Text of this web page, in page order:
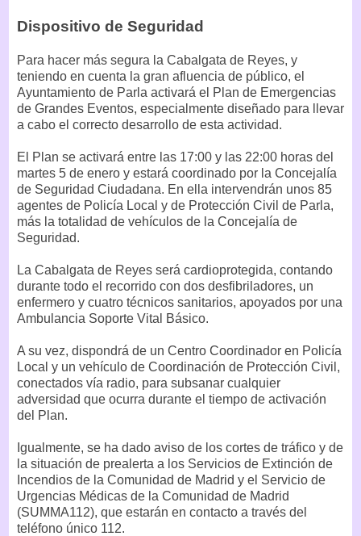
Dispositivo de Seguridad
Para hacer más segura la Cabalgata de Reyes, y
teniendo en cuenta la gran afluencia de público, el
Ayuntamiento de Parla activará el Plan de Emergencias
de Grandes Eventos, especialmente diseñado para llevar
a cabo el correcto desarrollo de esta actividad.
El Plan se activará entre las 17:00 y las 22:00 horas del
martes 5 de enero y estará coordinado por la Concejalía
de Seguridad Ciudadana. En ella intervendrán unos 85
agentes de Policía Local y de Protección Civil de Parla,
más la totalidad de vehículos de la Concejalía de
Seguridad.
La Cabalgata de Reyes será cardioprotegida, contando
durante todo el recorrido con dos desfibriladores, un
enfermero y cuatro técnicos sanitarios, apoyados por una
Ambulancia Soporte Vital Básico.
A su vez, dispondrá de un Centro Coordinador en Policía
Local y un vehículo de Coordinación de Protección Civil,
conectados vía radio, para subsanar cualquier
adversidad que ocurra durante el tiempo de activación
del Plan.
Igualmente, se ha dado aviso de los cortes de tráfico y de
la situación de prealerta a los Servicios de Extinción de
Incendios de la Comunidad de Madrid y el Servicio de
Urgencias Médicas de la Comunidad de Madrid
(SUMMA112), que estarán en contacto a través del
teléfono único 112.